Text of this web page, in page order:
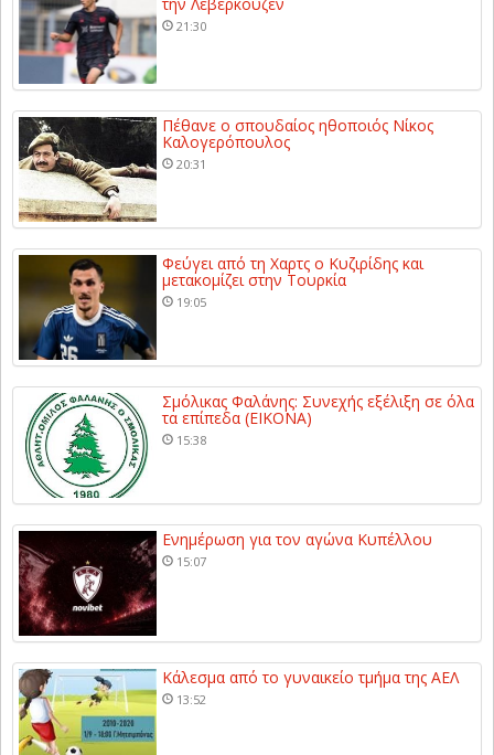
21:30
Πέθανε ο σπουδαίος ηθοποιός Νίκος
Καλογερόπουλος
20:31
Φεύγει από τη Χαρτς ο Κυζιρίδης και
μετακομίζει στην Τουρκία
19:05
Σμόλικας Φαλάνης: Συνεχής εξέλιξη σε όλα
τα επίπεδα (ΕΙΚΟΝΑ)
15:38
Ενημέρωση για τον αγώνα Κυπέλλου
15:07
Κάλεσμα από το γυναικείο τμήμα της ΑΕΛ
13:52